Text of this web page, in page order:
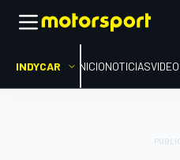
INDYCAR INICIONOTICIAS